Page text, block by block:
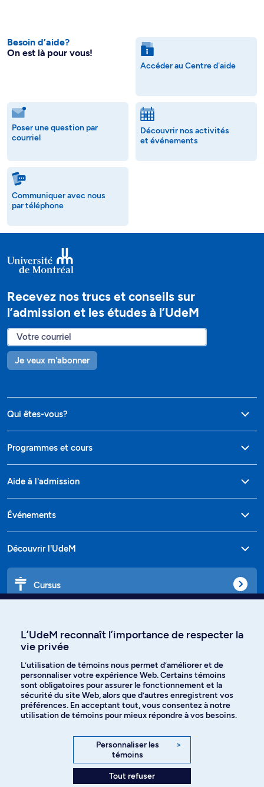
Besoin d’aide?
On est là pour vous!
Accéder au Centre d'aide
Poser une question par
courriel
Découvrir nos activités
et événements
Communiquer avec nous
par téléphone
Recevez nos trucs et conseils sur
l’admission et les études à l’UdeM
Je veux m'abonner
Qui êtes-vous?
Programmes et cours
Aide à l'admission
Événements
Découvrir l'UdeM
Cursus
Langues
Facebook Instagram
YouTube
L’UdeM reconnaît l’importance de respecter la
vie privée
L’utilisation de témoins nous permet d’améliorer et de
personnaliser votre expérience Web. Certains témoins
sont obligatoires pour assurer le fonctionnement et la
sécurité du site Web, alors que d’autres enregistrent vos
préférences. En acceptant tout, vous consentez à notre
utilisation de témoins pour mieux répondre à vos besoins.
Personnaliser les
témoins
>
Tout refuser